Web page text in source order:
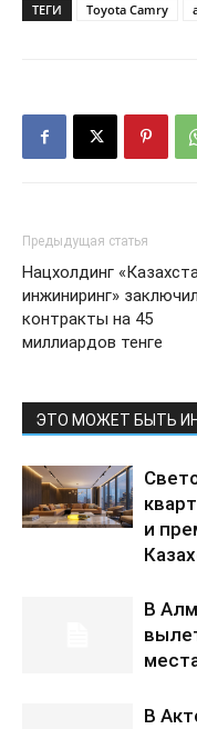
ТЕГИ Toyota Camry
Предыдущая статья
Нацхолдинг
инжиниринг» заключил
контракты на 45
миллиардов тенге
ЭТО МОЖЕТ БЫТЬ
и
В
В